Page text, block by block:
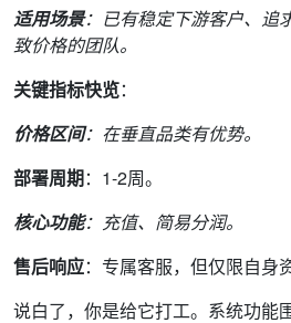
适用场景：已有稳定下游客户、追
致价格的团队。
关键指标快览：
价格区间：在垂直品类有优势。
部署周期：1-2周。
核心功能：充值、简易分润。
售后响应：专属客服，但仅限自身
说白了，你是给它打工。系统功能